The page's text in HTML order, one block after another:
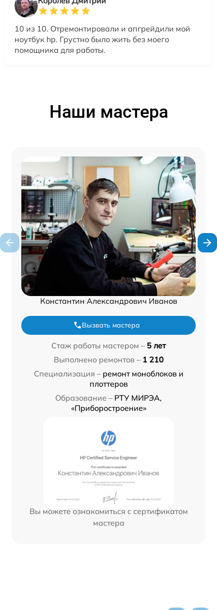
10 из 10. Отремонтировали и апгрейдили мой
ноутбук hp. Грустно было жить без моего
помощника для работы.
Наши мастера
Константин Александрович Иванов
Вызвать мастера
Стаж работы мастером – 5 лет
Выполнено ремонтов – 1 210
Специализация – ремонт моноблоков и
плоттеров
Образование – РТУ МИРЭА,
«Приборостроение»
Вы можете ознакомиться с сертификатом
мастера